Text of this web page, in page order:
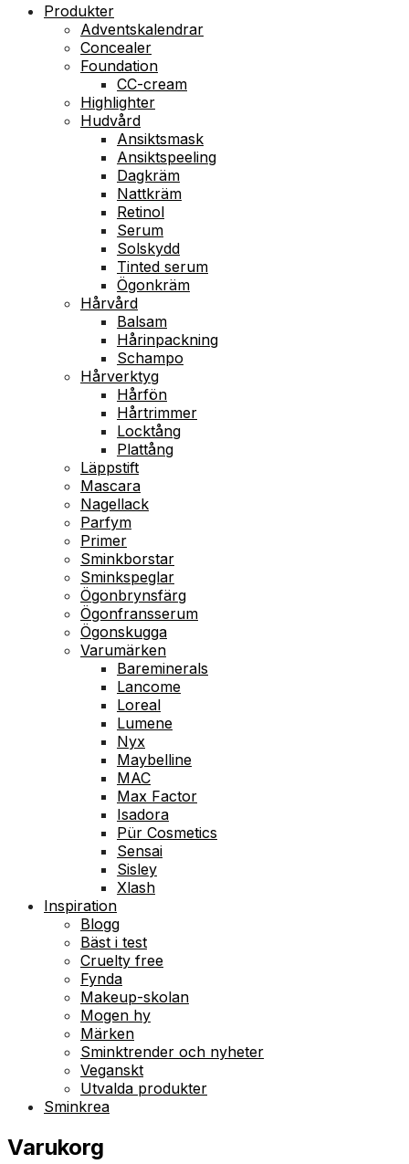
Produkter
Adventskalendrar
Concealer
Foundation
CC-cream
Highlighter
Hudvård
Ansiktsmask
Ansiktspeeling
Dagkräm
Nattkräm
Retinol
Serum
Solskydd
Tinted serum
Ögonkräm
Hårvård
Balsam
Hårinpackning
Schampo
Hårverktyg
Hårfön
Hårtrimmer
Locktång
Plattång
Läppstift
Mascara
Nagellack
Parfym
Primer
Sminkborstar
Sminkspeglar
Ögonbrynsfärg
Ögonfransserum
Ögonskugga
Varumärken
Bareminerals
Lancome
Loreal
Lumene
Nyx
Maybelline
MAC
Max Factor
Isadora
Pür Cosmetics
Sensai
Sisley
Xlash
Inspiration
Blogg
Bäst i test
Cruelty free
Fynda
Makeup-skolan
Mogen hy
Märken
Sminktrender och nyheter
Veganskt
Utvalda produkter
Sminkrea
Varukorg